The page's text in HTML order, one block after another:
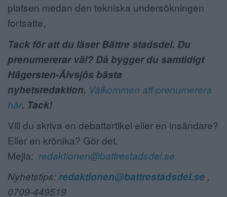
platsen medan den tekniska undersökningen
fortsatte,
Tack för att du läser Bättre stadsdel. Du
prenumererar väl? Då bygger du samtidigt
Hägersten-Älvsjös bästa
nyhetsredaktion. Välkommen att prenumerera
här. Tack!
Vill du skriva en debattartikel eller en insändare?
Eller en krönika? Gör det.
Mejla: redaktionen@battrestadsdel.se
Nyhetstips:redaktionen@battrestadsdel.se ,
0709-449519